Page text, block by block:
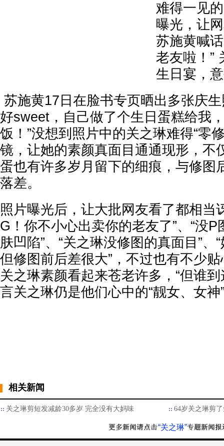
难得一见
曝光，让
苏施黄喊
老友啦！”
生日宴，
苏施黄17日在脸书专页晒出多张庆
好sweet，自己做了个生日蛋糕给我
饭！”没想到照片中的关之琳难得“零
镜，让她的素颜真面目通通现形，不
蛋也有许多岁月留下的细痕，与修图
落差。
照片曝光后，让大批网友看了都相当
G！你不小心出卖你的老友了”、“没
肤凹陷”、“关之琳没修图的真面目”、
但修图前后差很大”，不过也有不少
关之琳素颜看起来苍老许多，“但谁
言关之琳仍是他们心中的“靓女、女神
相关新闻
关之琳剪短发减龄30多岁 完全没有大妈味 64岁关之琳剪
“关之琳”